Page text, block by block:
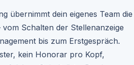
übernimmt dein eigenes Team die
Schalten der Stellenanzeige
bis zum Erstgespräch.
kein Honorar pro Kopf,